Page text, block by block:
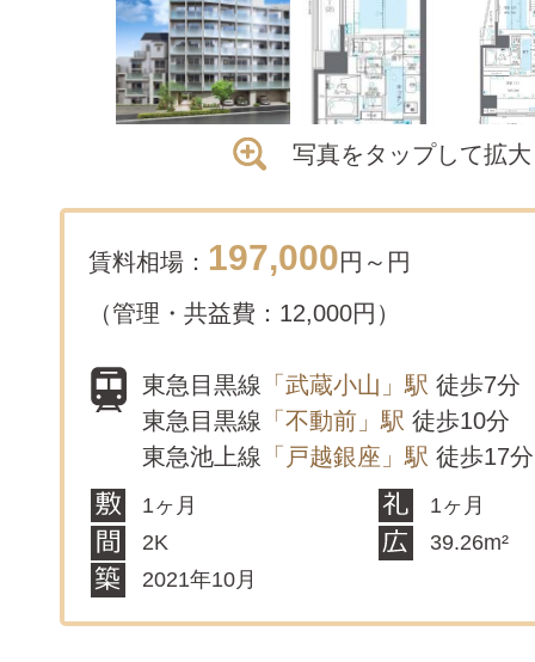
写真をタップして拡大
賃料相場： 197,000円～ 円
（管理・共益費：12,000円）
東急目黒線 「武蔵小山」駅 徒歩7分
東急目黒線 「不動前」駅 徒歩10分
東急池上線 「戸越銀座」駅 徒歩17分
1ヶ月
1ヶ月
2K
39.26m²
2021年10月